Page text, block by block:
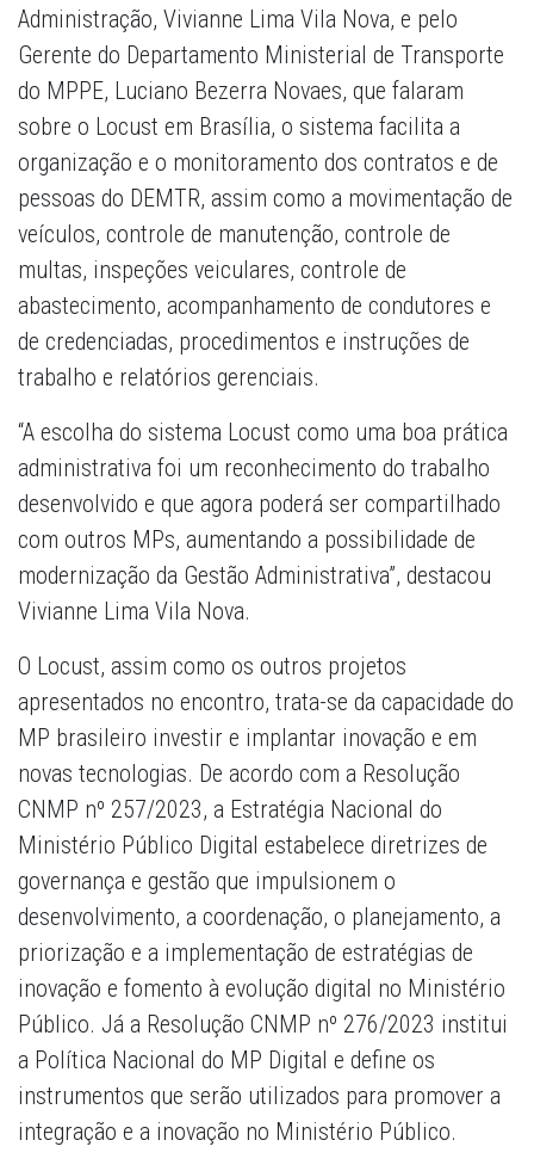
Administração, Vivianne Lima Vila Nova, e pelo
Gerente do Departamento Ministerial de Transporte
do MPPE, Luciano Bezerra Novaes, que falaram
sobre o Locust em Brasília, o sistema facilita a
organização e o monitoramento dos contratos e de
pessoas do DEMTR, assim como a movimentação de
veículos, controle de manutenção, controle de
multas, inspeções veiculares, controle de
abastecimento, acompanhamento de condutores e
de credenciadas, procedimentos e instruções de
trabalho e relatórios gerenciais.
“A escolha do sistema Locust como uma boa prática
administrativa foi um reconhecimento do trabalho
desenvolvido e que agora poderá ser compartilhado
com outros MPs, aumentando a possibilidade de
modernização da Gestão Administrativa”, destacou
Vivianne Lima Vila Nova.
O Locust, assim como os outros projetos
apresentados no encontro, trata-se da capacidade do
MP brasileiro investir e implantar inovação e em
novas tecnologias. De acordo com a Resolução
CNMP nº 257/2023, a Estratégia Nacional do
Ministério Público Digital estabelece diretrizes de
governança e gestão que impulsionem o
desenvolvimento, a coordenação, o planejamento, a
priorização e a implementação de estratégias de
inovação e fomento à evolução digital no Ministério
Público. Já a Resolução CNMP nº 276/2023 institui
a Política Nacional do MP Digital e define os
instrumentos que serão utilizados para promover a
integração e a inovação no Ministério Público.